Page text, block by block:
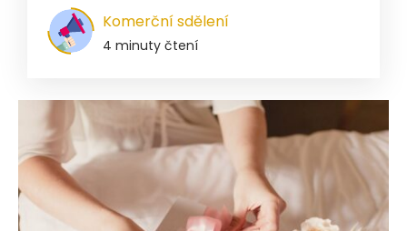
Komerční sdělení
4 minuty čtení